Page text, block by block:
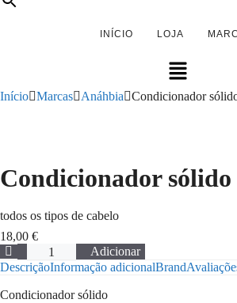
INÍCIO LOJA
Menu
Início Marcas Anáhbia Condicionador
Condicionador sólido
todos os tipos de cabelo
18,00 €
Quantidade
de
Condicionador
sólido
Adicionar
DescriçãoInformação adicionalBrand
Condicionador sólido